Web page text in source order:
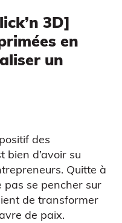
3D]
en
un
des
bien d’avoir su
Quitte à
pas se pencher sur
de transformer
de paix.